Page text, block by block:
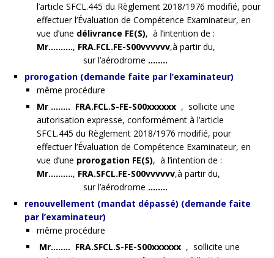
l’article SFCL.445 du Règlement 2018/1976 modifié, pour
effectuer l’Évaluation de Compétence Examinateur, en
vue d’une délivrance FE(S), à l’intention de :
Mr………., FRA.FCL.FE-S00vvvvvv,à partir du,
sur l’aérodrome ……..
prorogation (demande faite par l’examinateur)
même procédure
Mr …….. FRA.FCL.S-FE-S00xxxxxx , sollicite une
autorisation expresse, conformément à l’article
SFCL.445 du Règlement 2018/1976 modifié, pour
effectuer l’Évaluation de Compétence Examinateur, en
vue d’une prorogation FE(S), à l’intention de :
Mr………., FRA.SFCL.FE-S00vvvvvv,à partir du,
sur l’aérodrome ……..
renouvellement (mandat dépassé) (demande faite
par l’examinateur)
même procédure
Mr…….. FRA.SFCL.S-FE-S00xxxxxx , sollicite une